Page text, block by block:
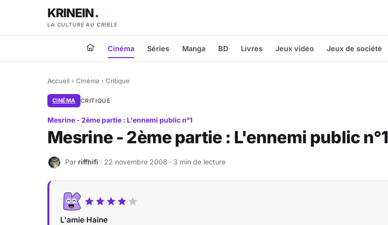
KRINEIN
LA CULTURE AU CRIBLE
Cinéma Séries Manga BD Livres Jeux vidéo Jeux de société
Accueil › Cinéma › Critique
CINÉMA CRITIQUE
Mesrine - 2ème partie : L'ennemi public n°1
Mesrine - 2ème partie : L'ennemi public n°1
R Par riffhifi · 22 novembre 2008 · 3 min de lecture
L'amie Haine